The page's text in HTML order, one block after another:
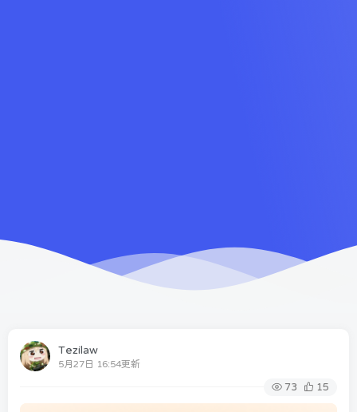
Tezilaw
5月27日 16:54更新
73 15